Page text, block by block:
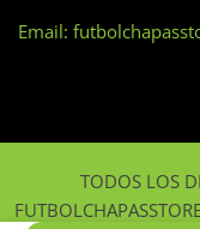
Email:
TODOS LOS